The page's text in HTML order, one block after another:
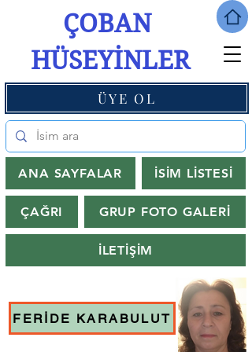
ÇOBAN
HÜSEYİNLER
ANA SAYFALAR İSİM LİSTESİ
ÇAĞRI GRUP FOTO GALERİ
İLETİŞİM
ÜYE OL
FERİDE KARABULUT